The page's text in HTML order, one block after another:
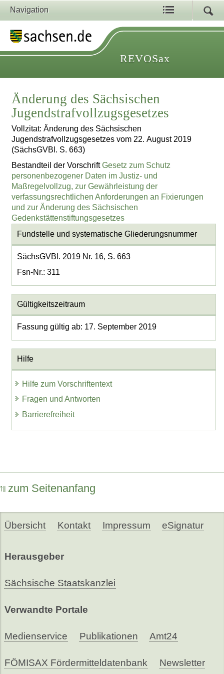
Navigation
REVOSax
Änderung des Sächsischen
Jugendstrafvollzugsgesetzes
Vollzitat: Änderung des Sächsischen
Jugendstrafvollzugsgesetzes vom 22. August 2019
(SächsGVBl. S. 663)
Bestandteil der VorschriftGesetz zum Schutz
personenbezogener Daten im Justiz- und
Maßregelvollzug, zur Gewährleistung der
verfassungsrechtlichen Anforderungen an Fixierungen
und zur Änderung des Sächsischen
Gedenkstättenstiftungsgesetzes
Fundstelle und systematische Gliederungsnummer
SächsGVBl. 2019 Nr. 16, S. 663
Fsn-Nr.: 311
Gültigkeitszeitraum
Fassung gültig ab: 17. September 2019
Hilfe
Hilfe zum Vorschriftentext
Fragen und Antworten
Barrierefreiheit
zum Seitenanfang
Übersicht Kontakt Impressum eSignatur
Herausgeber
Sächsische Staatskanzlei
Verwandte Portale
Medienservice Publikationen Amt24
FÖMISAX Fördermitteldatenbank Newsletter